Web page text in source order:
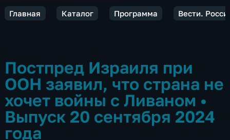
Главная Каталог Программа Вести.
Постпред Израиля при
ООН заявил, что страна не
хочет войны с Ливаном •
Выпуск 20 сентября 2024
года